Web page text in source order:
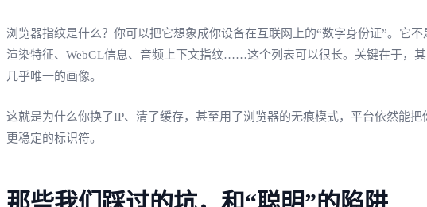
浏览器指纹是什么？你可以把它想象成你设备在互联网上的“数字身份证”。它
渲染特征、WebGL信息、音频上下文指纹……这个列表可以很长。关键在于，
几乎唯一的画像。
这就是为什么你换了IP、清了缓存，甚至用了浏览器的无痕模式，平台依然能
更稳定的标识符。
那些我们踩过的坑，和“聪明”的陷阱